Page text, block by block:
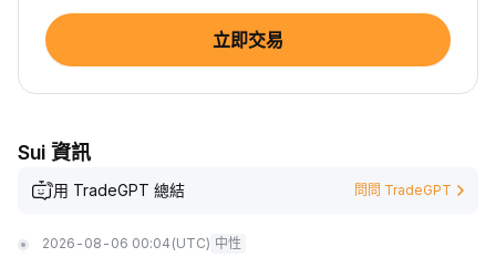
立即交易
Sui 資訊
用 TradeGPT 總結 問問 TradeGPT
2026-08-06 00:04 (UTC) 中性